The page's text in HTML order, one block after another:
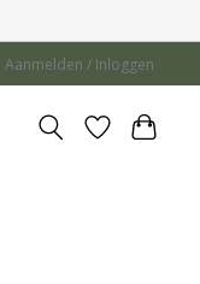
Aanmelden / Inloggen